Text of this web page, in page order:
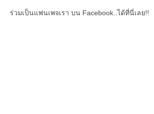
ร่วมเป็นแฟนเพจเรา บน Facebook..ได้ที่นี่เลย!!